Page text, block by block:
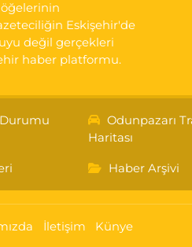
Eskişehir'de
değil gerçekleri
haber platformu.
Odunpazarı
Haritası
Haber Arşivi
İletişim Künye